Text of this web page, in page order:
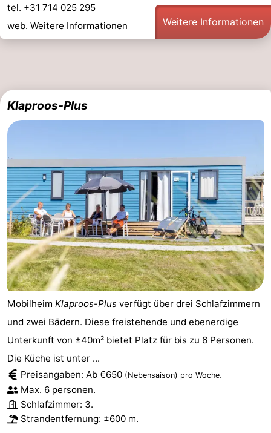
tel. +31 714 025 295
web. Weitere Informationen Weitere Informationen
Klaproos-Plus
Mobilheim Klaproos-Plus verfügt über drei Schlafzimmern
und zwei Bädern. Diese freistehende und ebenerdige
Unterkunft von ±40m² bietet Platz für bis zu 6 Personen.
Die Küche ist unter ...
Preisangaben: Ab €650 (Nebensaison) pro Woche.
Max. 6 personen.
Schlafzimmer: 3.
Strandentfernung: ±600 m.